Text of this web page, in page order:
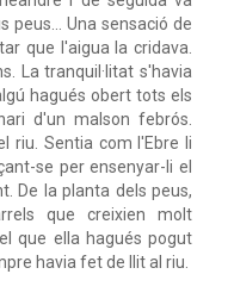
peus... Una sensació de
que l'aigua la cridava.
La tranquil·litat s'havia
hagués obert tots els
d'un malson febrós.
riu. Sentia com l'Ebre li
se per ensenyar-li el
De la planta dels peus,
que creixien molt
que ella hagués pogut
havia fet de llit al riu.